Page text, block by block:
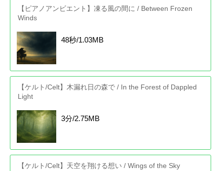
【ピアノアンビエント】凍る風の間に / Between Frozen
Winds
48秒/1.03MB
【ケルト/Celt】木漏れ日の森で / In the Forest of Dappled
Light
3分/2.75MB
【ケルト/Celt】天空を翔ける想い / Wings of the Sky